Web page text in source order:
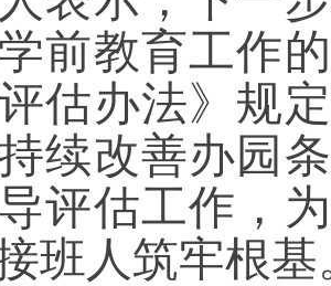
前教育工作
估办法》规
续改善办园
评估工作，
班人筑牢根基